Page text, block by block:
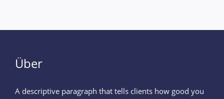
Über
A descriptive paragraph that tells clients how good you